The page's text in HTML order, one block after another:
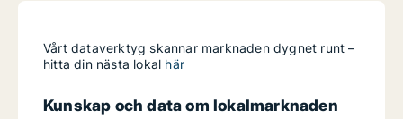
Vårt dataverktyg skannar marknaden dygnet runt –
hitta din nästa lokal här
Kunskap och data om lokalmarknaden